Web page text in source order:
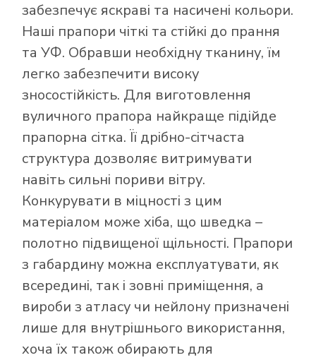
забезпечує яскраві та насичені кольори.
Наші прапори чіткі та стійкі до прання
та УФ. Обравши необхідну тканину, їм
легко забезпечити високу
зносостійкість. Для виготовлення
вуличного прапора найкраще підійде
прапорна сітка. Її дрібно-сітчаста
структура дозволяє витримувати
навіть сильні пориви вітру.
Конкурувати в міцності з цим
матеріалом може хіба, що шведка –
полотно підвищеної щільності. Прапори
з габардину можна експлуатувати, як
всередині, так і зовні приміщення, а
вироби з атласу чи нейлону призначені
лише для внутрішнього використання,
хоча їх також обирають для